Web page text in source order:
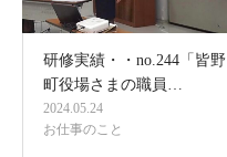
研修実績・・no.244「皆野
町役場さまの職員…
2024.05.24
お仕事のこと